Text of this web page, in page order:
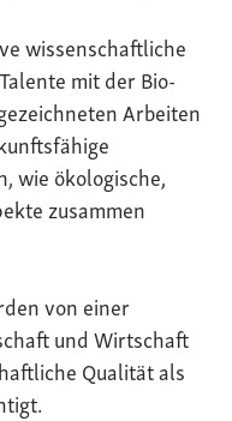
wissenschaftliche
mit der Bio-
Arbeiten
wie ökologische,
zusammen
von einer
und Wirtschaft
Qualität als